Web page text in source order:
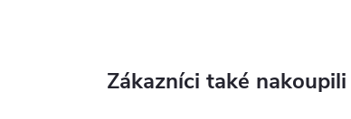
Zákazníci také nakoupili